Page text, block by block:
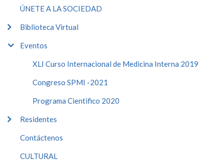
ÚNETE A LA SOCIEDAD
Biblioteca Virtual
Eventos
XLI Curso Internacional de Medicina Interna 2019
Congreso SPMI -2021
Programa Cientifico 2020
Residentes
Contáctenos
CULTURAL